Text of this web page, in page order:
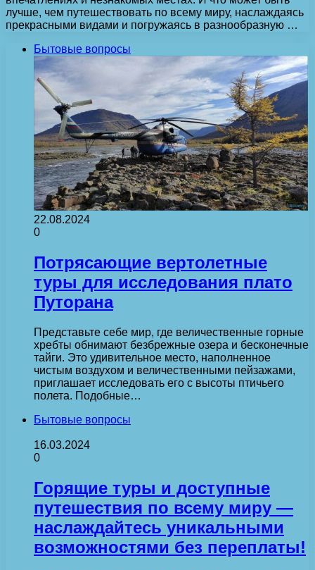
лучше, чем путешествовать по всему миру, наслаждаясь
прекрасными видами и погружаясь в разнообразную …
Бытовые вопросы
22.08.2024
0
Потрясающие вертолетные
туры для исследования плато
Путорана
Представьте себе мир, где величественные горные
хребты обнимают безбрежные озера и бесконечные
тайги. Это удивительное место, наполненное
чистым воздухом и величественными пейзажами,
приглашает исследовать его с высоты птичьего
полета. Подобные…
Бытовые вопросы
16.03.2024
0
Горящие туры и доступные
путешествия по всему миру —
наслаждайтесь уникальными
возможностями без переплаты!